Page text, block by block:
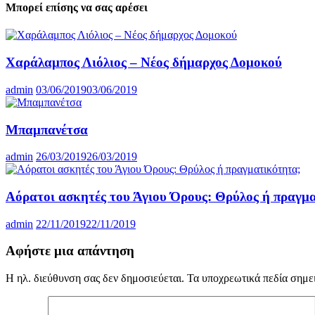
Μπορεί επίσης να σας αρέσει
Χαράλαμπος Λιόλιος – Νέος δήμαρχος Δομοκού
admin 03/06/201903/06/2019
Μπαμπανέτσα
admin 26/03/201926/03/2019
Αόρατοι ασκητές του Άγιου Όρους: Θρύλος ή
admin 22/11/201922/11/2019
Αφήστε μια απάντηση
Η ηλ. διεύθυνση σας δεν δημοσιεύεται. Τα υποχρεωτικά πεδία